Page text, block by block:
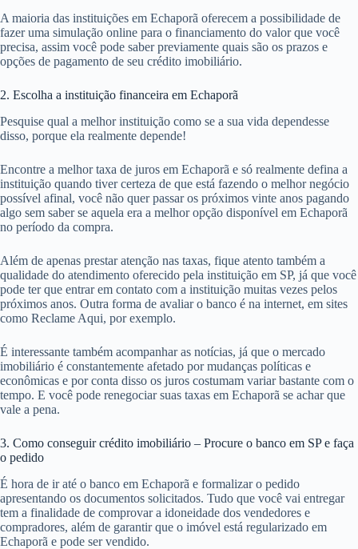
A maioria das instituições em Echaporã oferecem a possibilidade de
fazer uma simulação online para o financiamento do valor que você
precisa, assim você pode saber previamente quais são os prazos e
opções de pagamento de seu crédito imobiliário.
2. Escolha a instituição financeira em Echaporã
Pesquise qual a melhor instituição como se a sua vida dependesse
disso, porque ela realmente depende!
Encontre a melhor taxa de juros em Echaporã e só realmente defina a
instituição quando tiver certeza de que está fazendo o melhor negócio
possível afinal, você não quer passar os próximos vinte anos pagando
algo sem saber se aquela era a melhor opção disponível em Echaporã
no período da compra.
Além de apenas prestar atenção nas taxas, fique atento também a
qualidade do atendimento oferecido pela instituição em SP, já que você
pode ter que entrar em contato com a instituição muitas vezes pelos
próximos anos. Outra forma de avaliar o banco é na internet, em sites
como Reclame Aqui, por exemplo.
É interessante também acompanhar as notícias, já que o mercado
imobiliário é constantemente afetado por mudanças políticas e
econômicas e por conta disso os juros costumam variar bastante com o
tempo. E você pode renegociar suas taxas em Echaporã se achar que
vale a pena.
3. Como conseguir crédito imobiliário – Procure o banco em SP e faça
o pedido
É hora de ir até o banco em Echaporã e formalizar o pedido
apresentando os documentos solicitados. Tudo que você vai entregar
tem a finalidade de comprovar a idoneidade dos vendedores e
compradores, além de garantir que o imóvel está regularizado em
Echaporã e pode ser vendido.